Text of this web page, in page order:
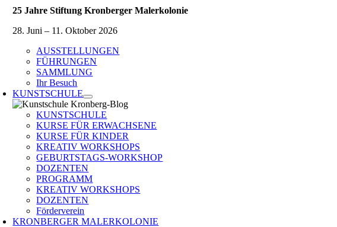
25 Jahre Stiftung Kronberger Malerkolonie
28. Juni – 11. Oktober 2026
AUSSTELLUNGEN
FÜHRUNGEN
SAMMLUNG
Ihr Besuch
KUNSTSCHULE
KUNSTSCHULE
KURSE FÜR ERWACHSENE
KURSE FÜR KINDER
KREATIV WORKSHOPS
GEBURTSTAGS-WORKSHOP
DOZENTEN
PROGRAMM
KREATIV WORKSHOPS
DOZENTEN
Förderverein
KRONBERGER MALERKOLONIE